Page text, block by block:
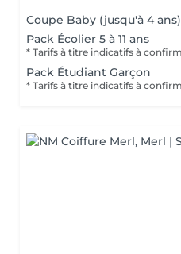
Coupe Baby (jusqu'à 4 ans)
Pack Écolier 5 à 11 ans
Pack Étudiant Garçon